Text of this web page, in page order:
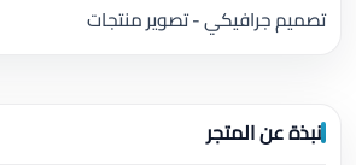
تصميم جرافيكي - تصوير منتجات
نبذة عن المتجر